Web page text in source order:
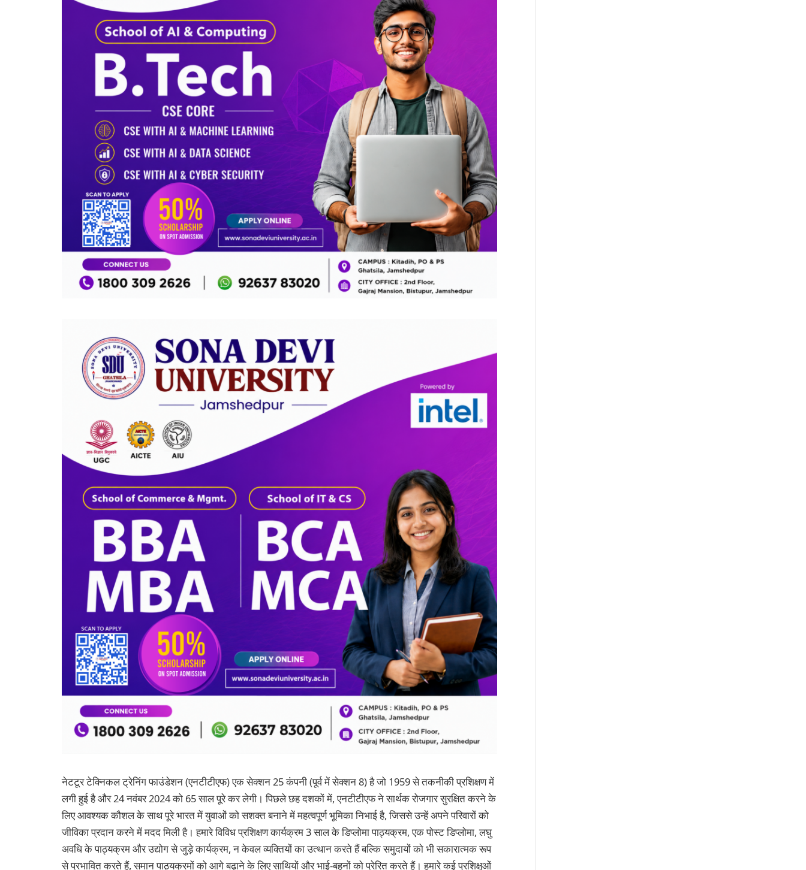
नेटटूर टेक्निकल ट्रेनिंग फाउंडेशन (एनटीटीएफ) एक सेक्शन 25 कंपनी (पूर्व में सेक्शन 8) है जो 1959 से तकनीकी प्रशिक्षण में
लगी हुई है और 24 नवंबर 2024 को 65 साल पूरे कर लेगी। पिछले छह दशकों में, एनटीटीएफ ने सार्थक रोजगार सुरक्षित करने के
लिए आवश्यक कौशल के साथ पूरे भारत में युवाओं को सशक्त बनाने में महत्वपूर्ण भूमिका निभाई है, जिससे उन्हें अपने परिवारों को
जीविका प्रदान करने में मदद मिली है। हमारे विविध प्रशिक्षण कार्यक्रम 3 साल के डिप्लोमा पाठ्यक्रम, एक पोस्ट डिप्लोमा, लघु
अवधि के पाठ्यक्रम और उद्योग से जुड़े कार्यक्रम, न केवल व्यक्तियों का उत्थान करते हैं बल्कि समुदायों को भी सकारात्मक रूप
से प्रभावित करते हैं, समान पाठ्यक्रमों को आगे बढ़ाने के लिए साथियों और भाई-बहनों को प्रेरित करते हैं। हमारे कई प्रशिक्षुओं